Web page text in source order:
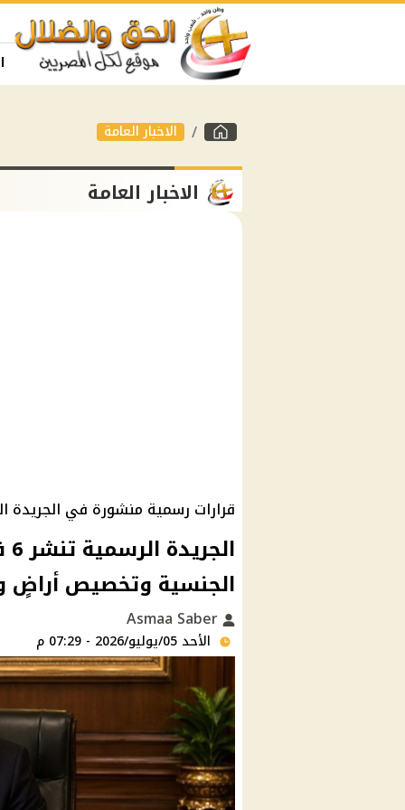
الاخبار العامة
الاخبار العامة
قرارات رسمية منشورة في الجريدة
الجنسية وتخصيص أراضٍ
الأحد 05/يوليو/2026 - 07:29 م